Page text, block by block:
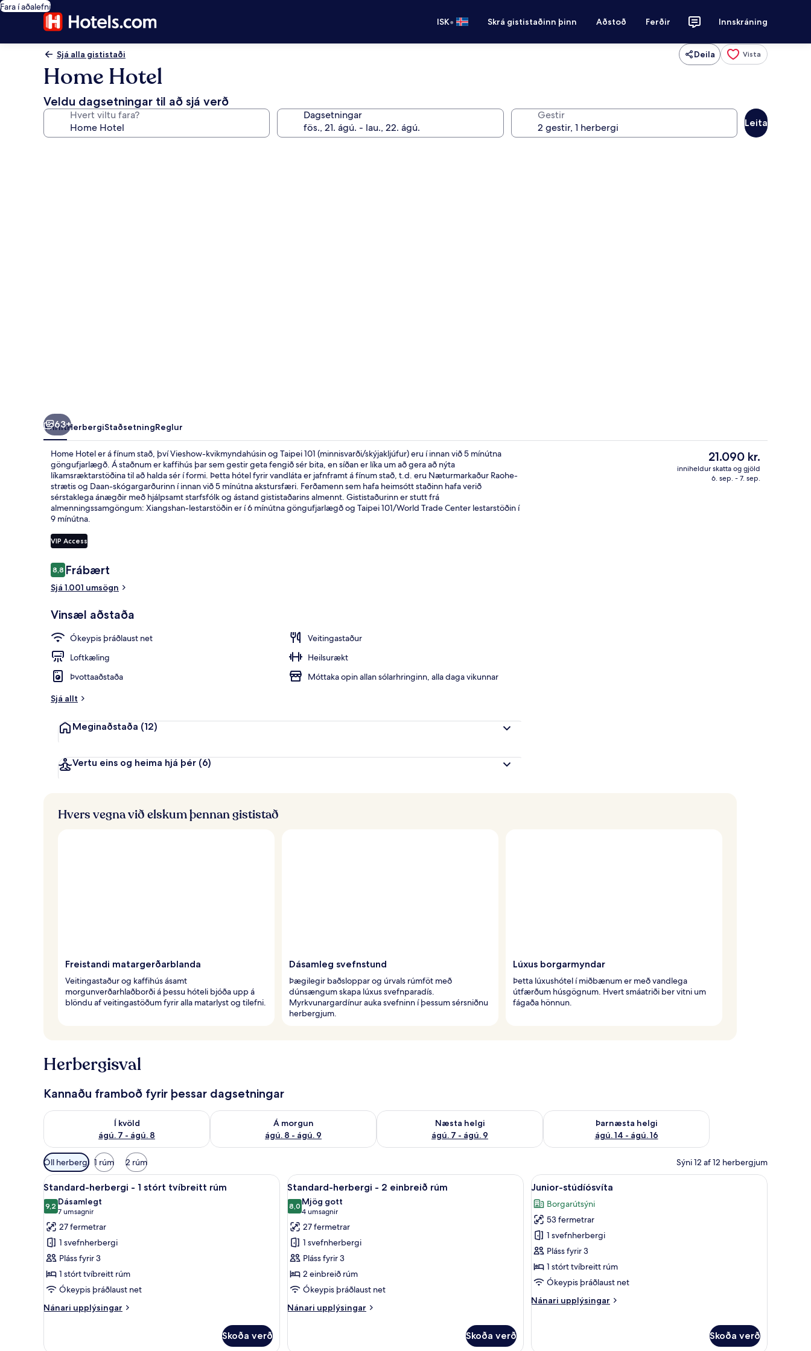
Fara í aðalefni
ISK• Skrá gististaðinn þinn Aðstoð Ferðir Innskráning
Sjá alla gististaði Deila Vista
Home Hotel
Veldu dagsetningar til að sjá verð
Hvert viltu fara? Dagsetningar Gestir
Leita
Junior-stúdíósvíta - 1 stórt tvíbreitt
63+
YfirlitHerbergiStaðsetningReglur
Home Hotel er á fínum stað, því Vieshow-kvikmyndahúsin og Taipei 101 (minnisvarði/skýjakljúfur) eru í innan við 5 mínútna
göngufjarlægð. Á staðnum er kaffihús þar sem gestir geta fengið sér bita, en síðan er líka um að gera að nýta
líkamsræktarstöðina til að halda sér í formi. Þetta hótel fyrir vandláta er jafnframt á fínum stað, t.d. eru Næturmarkaður Raohe-
strætis og Daan-skógargarðurinn í innan við 5 mínútna akstursfæri. Ferðamenn sem hafa heimsótt staðinn hafa verið
sérstaklega ánægðir með hjálpsamt starfsfólk og ástand gististaðarins almennt. Gististaðurinn er stutt frá
almenningssamgöngum: Xiangshan-lestarstöðin er í 6 mínútna göngufjarlægð og Taipei 101/World Trade Center lestarstöðin í
9 mínútna.
VIP Access
Umsagnir
8,88,8 af 10
Frábært
Sjá 1.001 umsögn
Vinsæl aðstaða
Ókeypis þráðlaust net
Veitingastaður
Loftkæling
Heilsurækt
Þvottaaðstaða
Móttaka opin allan sólarhringinn, alla daga vikunnar
Sjá allt
Meginaðstaða (12)
Vertu eins og heima hjá þér (6)
Núverandi
verð
er
21.090 kr.
inniheldur skatta og gjöld
6. sep. - 7. sep.
Hvers vegna við elskum þennan gististað
Freistandi matargerðarblanda
Veitingastaður og kaffihús ásamt
morgunverðarhlaðborði á þessu hóteli bjóða upp á
blöndu af veitingastöðum fyrir alla matarlyst og tilefni.
Dásamleg svefnstund
Þægilegir baðsloppar og úrvals rúmföt með
dúnsængum skapa lúxus svefnparadís.
Myrkvunargardínur auka svefninn í þessum sérsniðnu
herbergjum.
Lúxus borgarmyndar
Þetta lúxushótel í miðbænum er með vandlega
útfærðum húsgögnum. Hvert smáatriði ber vitni um
fágaða hönnun.
Herbergisval
Kannaðu framboð fyrir þessar dagsetningar
Í kvöld
ágú. 7 - ágú. 8
Athuga framboð í kvöld ágú. 7 - ágú. 8
Á morgun
ágú. 8 - ágú. 9
Athuga framboð á morgun ágú. 8 - ágú. 9
Næsta helgi
ágú. 7 - ágú. 9
Athuga framboð næstu helgi ágú. 7 - ágú. 9
Þarnæsta helgi
ágú. 14 - ágú. 16
Athuga framboð þarnæstu helgi ágú. 14 - ágú. 16
Síur
í
boði
fyrir
herbergi
Öll herbergi 1 rúm 2 rúm Sýni 12 af 12 herbergjum
Skoða
allar
myndir
fyrir
Standard-
herbergi
-
1
stórt
tvíbreitt
Rúmföt af bestu gerð, dúnsængur, míníbar, öryggishólf í herbergi
5
Standard-herbergi - 1 stórt tvíbreitt rúm
9,29,2 af 10
Dásamlegt
7 umsagnir
(7
umsagnir)
27 fermetrar
1 svefnherbergi
Pláss fyrir 3
1 stórt tvíbreitt rúm
Ókeypis þráðlaust net
Nánari upplýsingar
Nánari
Skoða verð
Skoða
allar
myndir
fyrir
Standard-
herbergi
-
2
einbreið
rúm
Rúmföt af bestu gerð, dúnsængur, míníbar, öryggishólf í herbergi
4
Standard-herbergi - 2 einbreið rúm
8,08,0 af 10
Mjög gott
4 umsagnir
(4
umsagnir)
27 fermetrar
1 svefnherbergi
Pláss fyrir 3
2 einbreið rúm
Ókeypis þráðlaust net
Nánari upplýsingar
Nánari
Skoða verð
Skoða
allar
myndir
fyrir
Junior-
stúdíósvíta
6
Junior-stúdíósvíta
Borgarútsýni
53 fermetrar
1 svefnherbergi
Pláss fyrir 3
1 stórt tvíbreitt rúm
Ókeypis þráðlaust net
Nánari upplýsingar
Nánari
Skoða verð